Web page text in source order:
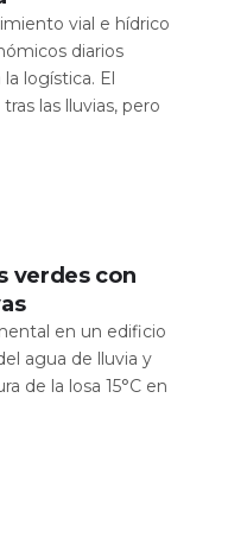
vial e hídrico
diarios
logística. El
las lluvias, pero
verdes con
en un edificio
agua de lluvia y
de la losa 15°C en